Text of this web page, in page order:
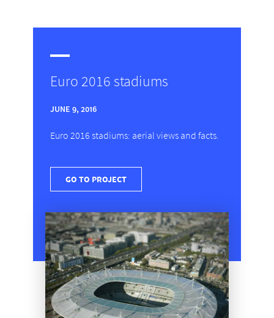
Euro 2016 stadiums
JUNE 9, 2016
Euro 2016 stadiums: aerial views and facts.
GO TO PROJECT